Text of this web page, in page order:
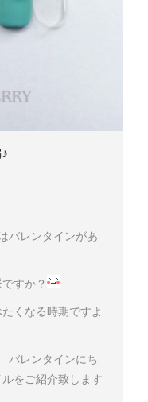
バレンタインがあ
すか？
くなる時期ですよ
バレンタインにち
をご紹介致します